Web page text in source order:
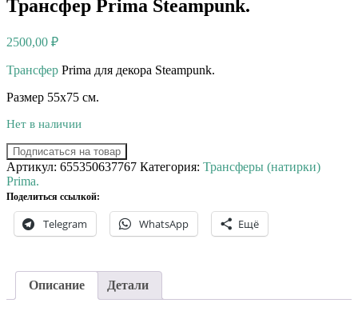
Трансфер Prima Steampunk.
2500,00 ₽
Трансфер Prima для декора Steampunk.
Размер 55х75 см.
Нет в наличии
Подписаться на товар
Артикул: 655350637767 Категория: Трансферы (натирки)
Prima.
Поделиться ссылкой:
Telegram WhatsApp Ещё
Описание Детали